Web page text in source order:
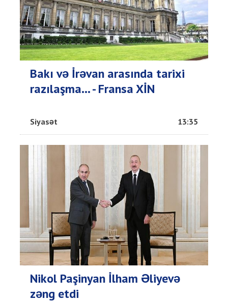
Bakı və İrəvan arasında tarixi
razılaşma... - Fransa XİN
Siyasət 13:35
Nikol Paşinyan İlham Əliyevə
zəng etdi